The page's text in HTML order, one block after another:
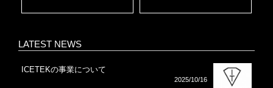
LATEST NEWS
ICETEKの事業について
2025/10/16